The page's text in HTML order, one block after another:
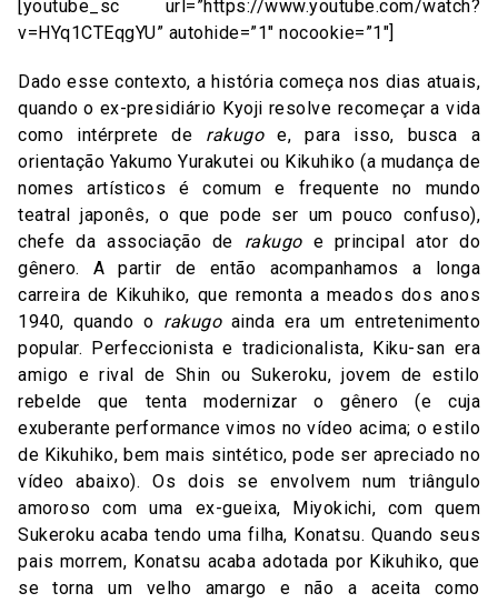
[youtube_sc url=”https://www.youtube.com/watch?
v=HYq1CTEqgYU” autohide=”1″ nocookie=”1″]
Dado esse contexto, a história começa nos dias atuais,
quando o ex-presidiário Kyoji resolve recomeçar a vida
como intérprete de rakugoe, para isso, busca a
orientação Yakumo Yurakutei ou Kikuhiko (a mudança de
nomes artísticos é comum e frequente no mundo
teatral japonês, o que pode ser um pouco confuso),
chefe da associação de rakugoe principal ator do
gênero. A partir de então acompanhamos a longa
carreira de Kikuhiko, que remonta a meados dos anos
1940, quando o rakugoainda era um entretenimento
popular. Perfeccionista e tradicionalista, Kiku-san era
amigo e rival de Shin ou Sukeroku, jovem de estilo
rebelde que tenta modernizar o gênero (e cuja
exuberante performance vimos no vídeo acima; o estilo
de Kikuhiko, bem mais sintético, pode ser apreciado no
vídeo abaixo). Os dois se envolvem num triângulo
amoroso com uma ex-gueixa, Miyokichi, com quem
Sukeroku acaba tendo uma filha, Konatsu. Quando seus
pais morrem, Konatsu acaba adotada por Kikuhiko, que
se torna um velho amargo e não a aceita como